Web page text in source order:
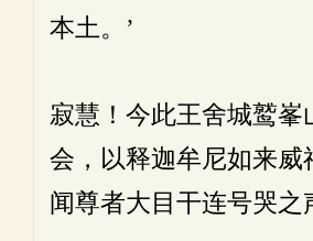
本土。’
寂慧！今此王舍城鹫峯
会，以释迦牟尼如来威
闻尊者大目干连号哭之